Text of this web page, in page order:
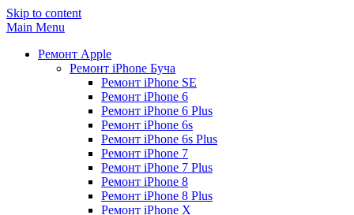
Skip to content
Main Menu
Ремонт Apple
Ремонт iPhone Буча
Ремонт iPhone SE
Ремонт iPhone 6
Ремонт iPhone 6 Plus
Ремонт iPhone 6s
Ремонт iPhone 6s Plus
Ремонт iPhone 7
Ремонт iPhone 7 Plus
Ремонт iPhone 8
Ремонт iPhone 8 Plus
Ремонт iPhone X